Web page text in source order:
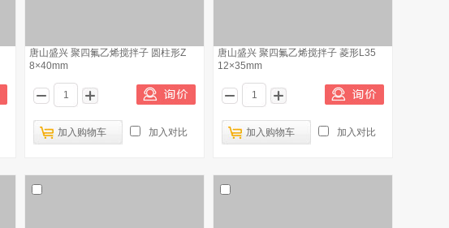
唐山盛兴 聚四氟乙烯搅拌子 圆柱形Z
8×40mm
加入购物车 加入对比
唐山盛兴 聚四氟乙烯搅拌子 菱形L35
12×35mm
加入购物车 加入对比